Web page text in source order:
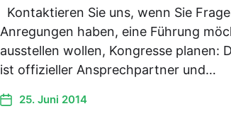
Kontaktieren Sie uns, wenn Sie
Anregungen haben, eine Führung
ausstellen wollen, Kongresse planen:
ist offizieller Ansprechpartner und…
25. Juni 2014